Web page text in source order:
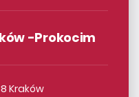
-Prokocim
Kraków